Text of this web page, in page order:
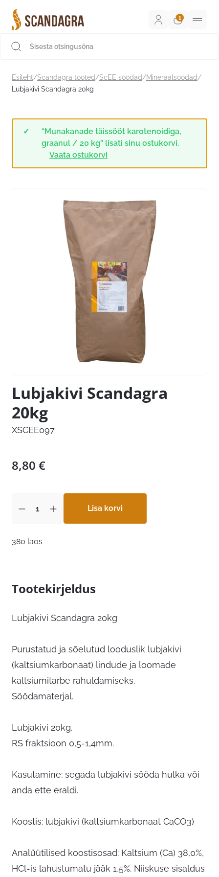
sisu
juurde
Esileht/Scandagra tooted/ScEE söödad/Mineraalsöödad/
Lubjakivi Scandagra 20kg
“Munakanade täissööt karotenoidiga,
graanul / 20 kg” lisati sinu ostukorvi.
Vaata ostukorvi
Lubjakivi Scandagra
20kg
XSCEE097
8,80 €
Lisa korvi
380 laos
Tootekirjeldus
Lubjakivi Scandagra 20kg
Purustatud ja sõelutud looduslik lubjakivi
(kaltsiumkarbonaat) lindude ja loomade
kaltsiumitarbe rahuldamiseks.
Söödamaterjal.
Lubjakivi 20kg.
RS fraktsioon 0,5-1,4mm.
Kasutamine: segada lubjakivi sööda hulka või
anda ette eraldi.
Koostis: lubjakivi (kaltsiumkarbonaat CaCO3)
Analüütilised koostisosad: Kaltsium (Ca) 38,0%,
HCl-is lahustumatu jääk 1,5%. Niiskuse sisaldus